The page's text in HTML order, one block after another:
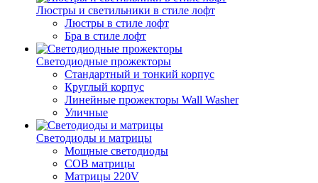
Люстры и светильники в стиле лофт
Люстры в стиле лофт
Бра в стиле лофт
Светодиодные прожекторы
Стандартный и тонкий корпус
Круглый корпус
Линейные прожекторы Wall Washer
Уличные
Светодиоды и матрицы
Мощные светодиоды
COB матрицы
Матрицы 220V